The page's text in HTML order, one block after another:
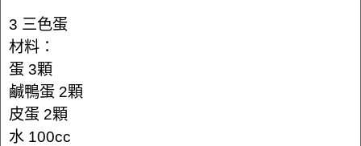
3 三色蛋
材料：
蛋 3顆
鹹鴨蛋 2顆
皮蛋 2顆
水 100cc